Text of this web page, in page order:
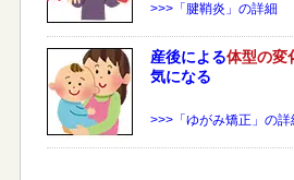
>>>「腱鞘炎」の詳細
産後による体型の変
気になる
>>>「ゆがみ矯正」の詳